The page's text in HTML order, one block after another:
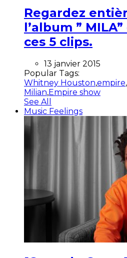
Regardez
l’album ”
ces 5 clips.
13 janvier 2015
Popular Tags:
Whitney Houston,empire,
Milian,Empire show
See All
Music Feelings